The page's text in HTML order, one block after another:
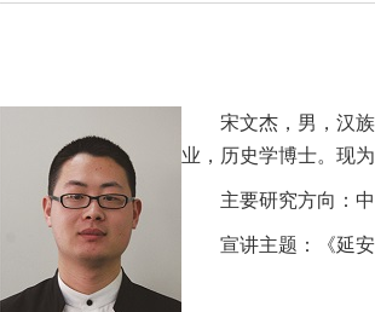
宋文杰，男，汉
业，历史学博士。现
主要研究方向：
宣讲主题：《延